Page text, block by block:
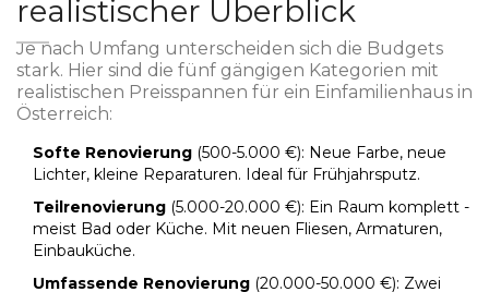
realistischer Überblick
Je nach Umfang unterscheiden sich die Budgets
stark. Hier sind die fünf gängigen Kategorien mit
realistischen Preisspannen für ein Einfamilienhaus in
Österreich:
Softe Renovierung (500-5.000 €): Neue Farbe, neue
Lichter, kleine Reparaturen. Ideal für Frühjahrsputz.
Teilrenovierung (5.000-20.000 €): Ein Raum komplett -
meist Bad oder Küche. Mit neuen Fliesen, Armaturen,
Einbauküche.
Umfassende Renovierung (20.000-50.000 €): Zwei